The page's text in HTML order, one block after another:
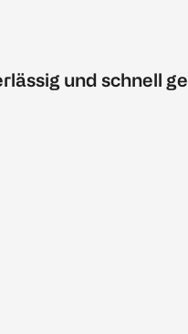
und schnell